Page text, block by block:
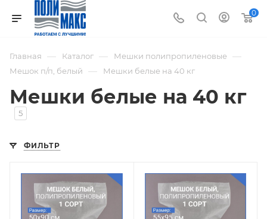
0
Главная — Каталог — Мешки полипропиленовые —
Мешок п/п, белый — Мешки белые на 40 кг
Мешки белые на 40 кг
5
ФИЛЬТР